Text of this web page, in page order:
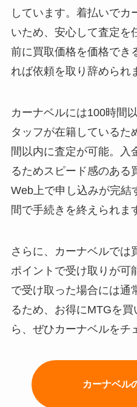
しています。着払いでカ
いため、安心して査定を
前に買取価格を価格でき
れば依頼を取り辞められ
カーナベルには100時間
タッフが在籍しているた
間以内に査定が可能。入
るためスピード感のある
Web上で申し込みが完結
間で手続きを終えられま
さらに、カーナベルでは
ポイントで受け取りが可
で受け取った場合には通
るため、お得にMTGを
ら、ぜひカーナベルをチ
カーナベル